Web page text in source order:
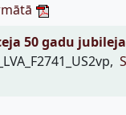
50 gadu